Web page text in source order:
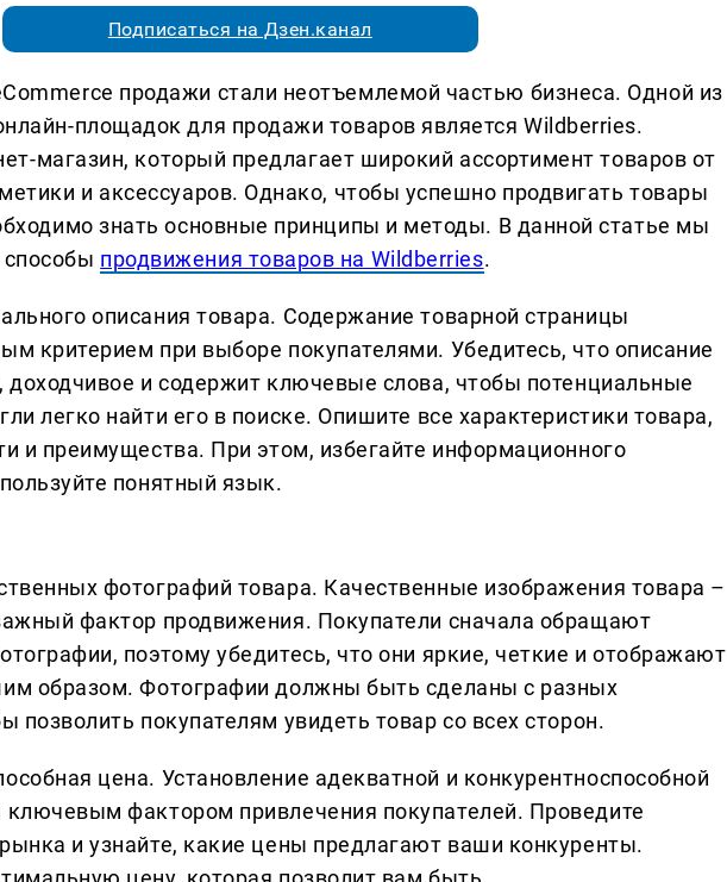
Подписаться на Дзен.канал
продажи стали неотъемлемой частью бизнеса. Одной из
площадок для продажи товаров является Wildberries.
магазин, который предлагает широкий ассортимент товаров от
и аксессуаров. Однако, чтобы успешно продвигать товары
знать основные принципы и методы. В данной статье мы
продвижения товаров на Wildberries.
описания товара. Содержание товарной страницы
критерием при выборе покупателями. Убедитесь, что описание
доходчивое и содержит ключевые слова, чтобы потенциальные
легко найти его в поиске. Опишите все характеристики товара,
и преимущества. При этом, избегайте информационного
понятный язык.
фотографий товара. Качественные изображения товара –
фактор продвижения. Покупатели сначала обращают
поэтому убедитесь, что они яркие, четкие и отображают
образом. Фотографии должны быть сделаны с разных
позволить покупателям увидеть товар со всех сторон.
цена. Установление адекватной и конкурентноспособной
ключевым фактором привлечения покупателей. Проведите
и узнайте, какие цены предлагают ваши конкуренты.